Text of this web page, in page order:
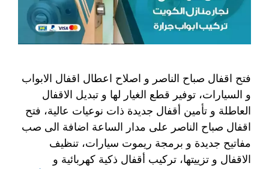
فتح اقفال صباح الناصر و اصلاح اعطال اقفال الابواب
و السيارات، توفير قطع الغيار لها و تبديل الاقفال
العاطلة و تأمين أقفال جديدة ذات نوعيات عالية، فتح
اقفال صباح الناصر على مدار الساعة اضافة الى صب
مفاتيح جديدة و برمجة ريموت سيارات، تنظيف
الاقفال و تزييتها، تركيب أقفال ذكية كهربائية و